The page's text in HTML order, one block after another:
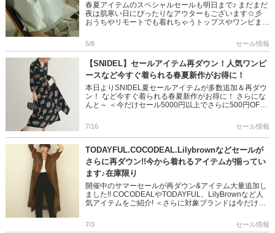
春夏アイテムのスペシャルセールも明日まで♪ まだまだ
夜は肌寒い日にぴったりなアウターもございます☆彡
おうちやリモートでも着れちゃうトップスやワンピま
のキャンペーン […]
5/8 セール情報
【SNIDEL】セールアイテム再ダウン！人気ワンピ
ースなど今すぐ着られる春夏新作がお得に！
本日よりSNIDEL夏セールアイテムが多数追加＆再ダウ
ン！ など今すぐ着られる春夏新作がお得に！ さらにな
んと～ ＜今だけセール5000円以上でさらに500円OFF
機会 […]
7/16 セール情報
TODAYFUL.COCODEAL.Lilybrownなどセールが
さらに再ダウン!!今から着れるアイテムが揃ってい
ます♪在庫限り
開催中のサマーセールが再ダウン&アイテム大量追加し
ました!! COCODEALやTODAYFUL、LilyBrownなど人
気アイテムをご紹介! ＜さらに対象ブランドは今だけま
7/3 セール情報